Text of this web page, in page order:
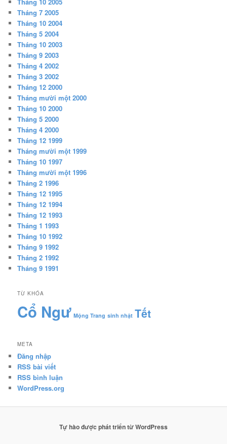
Tháng 7 2005
Tháng 10 2004
Tháng 5 2004
Tháng 10 2003
Tháng 9 2003
Tháng 4 2002
Tháng 3 2002
Tháng 12 2000
Tháng mười một 2000
Tháng 10 2000
Tháng 5 2000
Tháng 4 2000
Tháng 12 1999
Tháng mười một 1999
Tháng 10 1997
Tháng mười một 1996
Tháng 2 1996
Tháng 12 1995
Tháng 12 1994
Tháng 12 1993
Tháng 1 1993
Tháng 10 1992
Tháng 9 1992
Tháng 2 1992
Tháng 9 1991
TỪ KHÓA
Cổ Ngư Mộng Trang sinh nhật Tết
META
Đăng nhập
RSS bài viết
RSS bình luận
WordPress.org
Tự hào được phát triển từ WordPress